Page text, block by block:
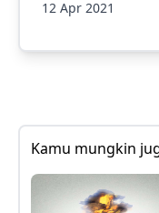
12 Apr 2021
Kamu mungkin